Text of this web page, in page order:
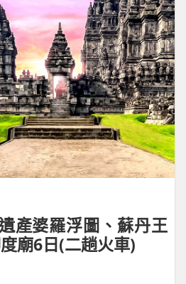
產婆羅浮圖、蘇丹王
廟6日(二趟火車)